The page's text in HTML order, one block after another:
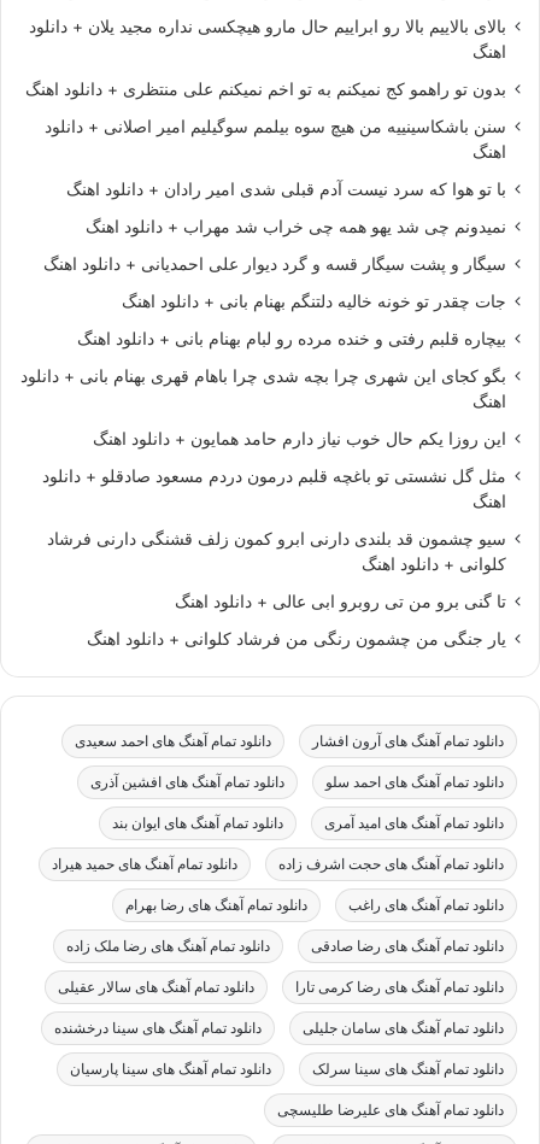
بالای بالاییم بالا رو ابراییم حال مارو هیچکسی نداره مجید یلان + دانلود
اهنگ
بدون تو راهمو کج نمیکنم به تو اخم نمیکنم علی منتظری + دانلود اهنگ
سنن باشکاسینییه من هیچ سوه بیلمم سوگیلیم امیر اصلانی + دانلود
اهنگ
با تو هوا که سرد نیست آدم قبلی شدی امیر رادان + دانلود اهنگ
نمیدونم چی شد یهو همه چی خراب شد مهراب + دانلود اهنگ
سیگار و پشت سیگار قسه و گرد دیوار علی احمدیانی + دانلود اهنگ
جات چقدر تو خونه خالیه دلتنگم بهنام بانی + دانلود اهنگ
بیچاره قلبم رفتی و خنده مرده رو لبام بهنام بانی + دانلود اهنگ
بگو کجای این شهری چرا بچه شدی چرا باهام قهری بهنام بانی + دانلود
اهنگ
این روزا یکم حال خوب نیاز دارم حامد همایون + دانلود اهنگ
مثل گل نشستی تو باغچه قلبم درمون دردم مسعود صادقلو + دانلود
اهنگ
سیو چشمون قد بلندی دارنی ابرو کمون زلف قشنگی دارنی فرشاد
کلوانی + دانلود اهنگ
تا گنی برو من تی روبرو ابی عالی + دانلود اهنگ
یار جنگی من چشمون رنگی من فرشاد کلوانی + دانلود اهنگ
دانلود تمام آهنگ های آرون افشار دانلود تمام آهنگ های احمد سعیدی
دانلود تمام آهنگ های احمد سلو دانلود تمام آهنگ های افشین آذری
دانلود تمام آهنگ های امید آمری دانلود تمام آهنگ های ایوان بند
دانلود تمام آهنگ های حجت اشرف زاده دانلود تمام آهنگ های حمید هیراد
دانلود تمام آهنگ های راغب دانلود تمام آهنگ های رضا بهرام
دانلود تمام آهنگ های رضا صادقی دانلود تمام آهنگ های رضا ملک زاده
دانلود تمام آهنگ های رضا کرمی تارا دانلود تمام آهنگ های سالار عقیلی
دانلود تمام آهنگ های سامان جلیلی دانلود تمام آهنگ های سینا درخشنده
دانلود تمام آهنگ های سینا سرلک دانلود تمام آهنگ های سینا پارسیان
دانلود تمام آهنگ های علیرضا طلیسچی